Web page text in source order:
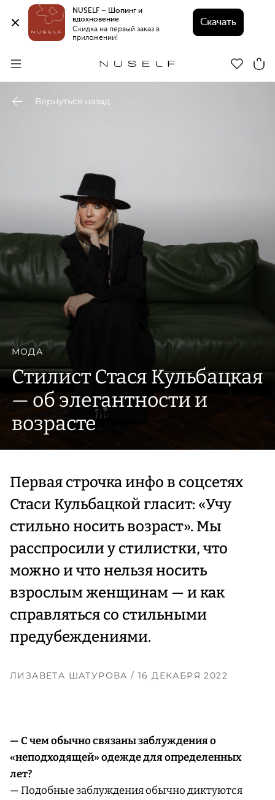
NUSELF – Шопинг и
вдохновение
Скидка на первый заказ в
приложении!
Скачать
Вернуться назад
МОДА
Стилист Стася Кульбацкая
— об элегантности и
возрасте
Первая строчка инфо в соцсетях
Стаси Кульбацкой гласит: «Учу
стильно носить возраст». Мы
расспросили у стилистки, что
можно и что нельзя носить
взрослым женщинам — и как
справляться со стильными
предубеждениями.
ЛИЗАВЕТА ШАТУРОВА/ 16 ДЕКАБРЯ 2022
— С чем обычно связаны заблуждения о
«неподходящей» одежде для определенных
лет?
— Подобные заблуждения обычно диктуются